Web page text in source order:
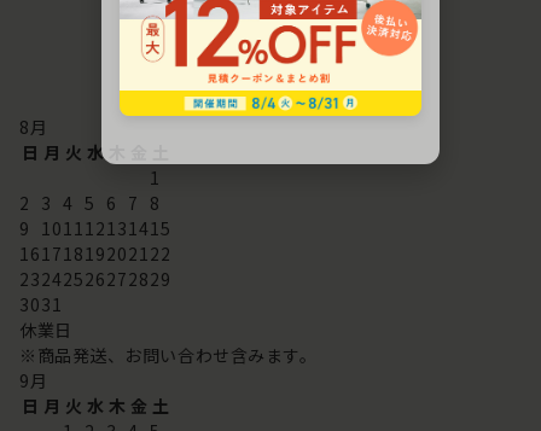
配送・お問い合わせ営業日
8月
日 月 火 水
1
2 3 4 5 6 7 8
9 101112131415
16171819202122
23242526272829
3031
休業日
※商品発送、お問い合わせ含みます。
9月
日 月 火 水 木 金 土